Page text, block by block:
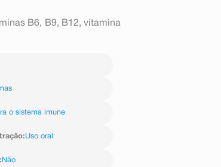
B6, B9, B12, vitamina
o sistema imune
:Uso oral
Não